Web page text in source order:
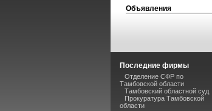
Объявления
Последние фирмы
Отделение СФР по
Тамбовской области
Тамбовский областной суд
Прокуратура Тамбовской
области